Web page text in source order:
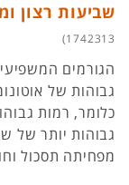
שביעות רצון
1742313)
הגורמים
גבוהות של
כלומר, רמות
גבוהות יותר של
מפחיתה תסכול